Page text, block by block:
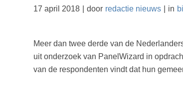
17 april 2018 door redactie nieuws in
Meer dan twee derde van de
uit onderzoek van PanelWizard in
van de respondenten vindt dat hun